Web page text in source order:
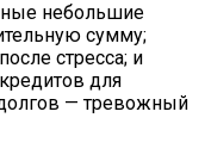
небольшие
сумму;
стресса; и
для
— тревожный